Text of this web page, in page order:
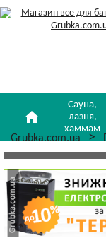
home
Сауна,
лазня,
хаммам
Grubka.com.ua